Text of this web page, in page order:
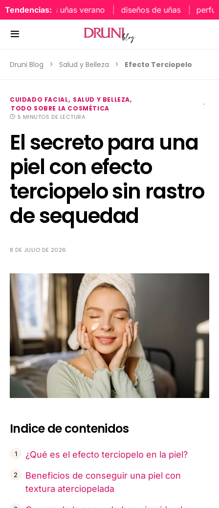
Tendencias:
tonos uñas verano diseños de uñas perfumes
Druni Blog Salud y Belleza Efecto Terciopelo
CUIDADO FACIAL
SALUD Y BELLEZA
TODO SOBRE LA COSMÉTICA
5 MINUTOS DE LECTURA
El secreto para una
piel con efecto
terciopelo sin rastro
de sequedad
8 DE JULIO DE 2026
Indice de contenidos
¿Qué es el efecto terciopelo en la piel?
Beneficios de conseguir una piel con
textura aterciopelada